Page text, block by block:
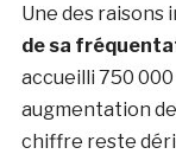
Une des raisons
de sa
accueilli 750
augmentation
chiffre reste